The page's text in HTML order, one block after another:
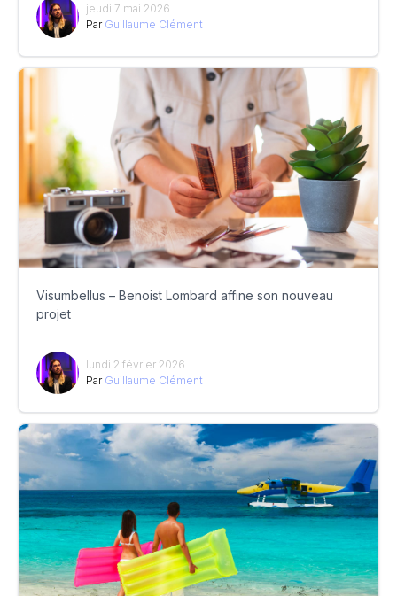
jeudi 7 mai 2026
Par Guillaume Clément
Visumbellus – Benoist Lombard affine son nouveau
projet
lundi 2 février 2026
Par Guillaume Clément